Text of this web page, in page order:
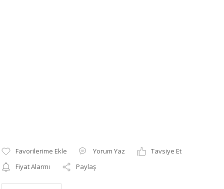
Yorum Yaz
Tavsiye Et
Fiyat Alarmı
Paylaş